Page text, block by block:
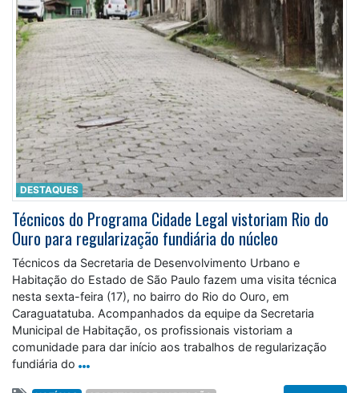
DESTAQUES
Técnicos do Programa Cidade Legal vistoriam Rio do
Ouro para regularização fundiária do núcleo
Técnicos da Secretaria de Desenvolvimento Urbano e
Habitação do Estado de São Paulo fazem uma visita técnica
nesta sexta-feira (17), no bairro do Rio do Ouro, em
Caraguatatuba. Acompanhados da equipe da Secretaria
Municipal de Habitação, os profissionais vistoriam a
comunidade para dar início aos trabalhos de regularização
fundiária do